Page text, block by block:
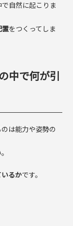
自然に起こりま
置をつくってしま
中で何が引
は能力や姿勢の
るかです。